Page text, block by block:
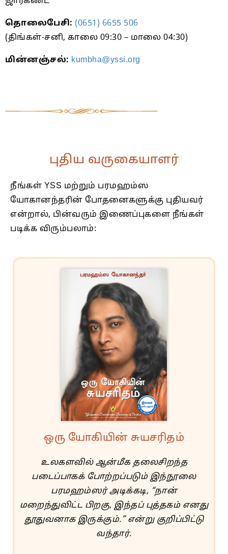
தொலைபேசி: (0651) 6655 506
(திங்கள்-சனி, காலை 09:30 – மாலை 04:30)
மின்னஞ்சல்: kumbha@yssi.org
புதிய வருகையாளர்
நீங்கள் YSS மற்றும் பரமஹம்ஸ
யோகானந்தரின் போதனைகளுக்கு புதியவர்
என்றால், பின்வரும் இணைப்புகளை நீங்கள்
படிக்க விரும்பலாம்:
ஒரு யோகியின் சுயசரிதம்
உலகளவில் ஆன்மீக தலைசிறந்த
படைப்பாகக் போற்றப்படும் இந்நூலை
பரமஹம்ஸர் அடிக்கடி, “நான்
மறைந்துவிட்ட பிறகு, இந்தப் புத்தகம் எனது
தூதுவனாக இருக்கும்.” என்று குறிப்பிட்டு
வந்தார்.